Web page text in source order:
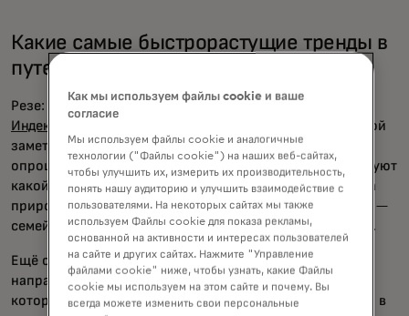
Какие самые быстрорастущие тренды в
путешествиях вы сейчас наблюдаете?
Резе:
В рамках нашего последнего исследования —
Индекса стоимости путешественников 2025
года — самой
заметной темой путешествий стала природа: 36%
опрошенных путешественников на самом деле планируют
какой-то вид поездки на природу, занимаясь чем-то на
природе, например, в походы. Следующая по величине —
семейные встречи, затем оздоровление и спа-ретриты.
Ещё одна вещь, которую мы видим — это «объездные
направления». Это скрытые жемчужины — дорога, по
которой меньше проходятся. Эти места стоит добавить в
Как мы используем файлы cookie и ваше
согласие
Мы используем файлы cookie и аналогичные
технологии ("Файлы cookie") на наших веб-сайтах,
чтобы улучшить их, измерить их производительность,
понять нашу аудиторию и улучшить взаимодействие с
пользователями. На некоторых сайтах мы также
используем Файлы cookie для показа рекламы,
основанной на активности и интересах пользователей
на сайте и других сайтах. Нажмите "Управление
файлами cookie" ниже, чтобы узнать, какие Файлы
cookie мы используем на этом сайте и почему. Вы
всегда можете изменить свои персональные